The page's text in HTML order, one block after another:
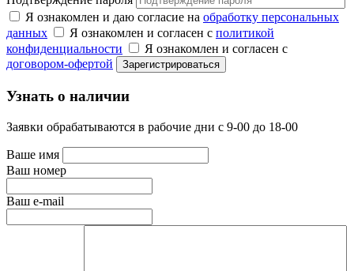
Я ознакомлен и даю согласие на обработку персональных
данных
Я ознакомлен и согласен с политикой
конфиденциальности
Я ознакомлен и согласен с
договором-офертой
Узнать о наличии
Заявки обрабатываются в рабочие дни с 9-00 до 18-00
Ваше имя
Ваш номер
Ваш e-mail